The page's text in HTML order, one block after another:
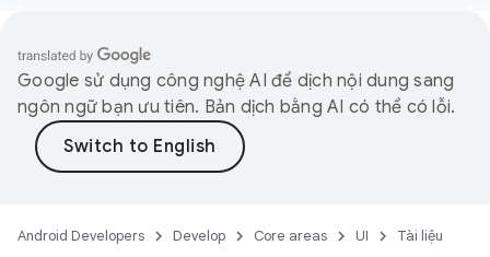
Google sử dụng công nghệ AI để dịch nội dung sang
ngôn ngữ bạn ưu tiên. Bản dịch bằng AI có thể có lỗi.
Android Developers Develop Core areas UI Tài liệu